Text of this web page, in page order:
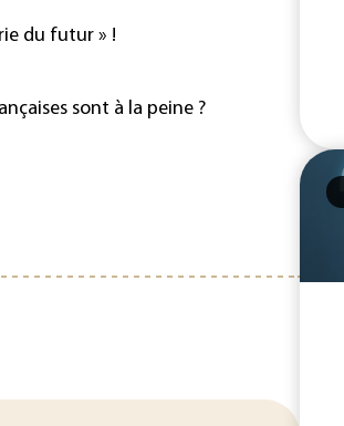
du futur » !
sont à la peine ?